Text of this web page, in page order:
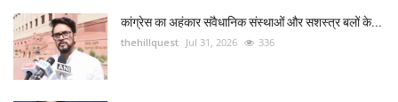
कांग्रेस का अहंकार संवैधानिक संस्थाओं और सशस्त्र बलों के...
thehillquest Jul 31, 2026 336